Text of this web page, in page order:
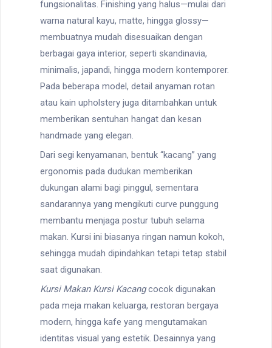
fungsionalitas. Finishing yang halus—mulai dari
warna natural kayu, matte, hingga glossy—
membuatnya mudah disesuaikan dengan
berbagai gaya interior, seperti skandinavia,
minimalis, japandi, hingga modern kontemporer.
Pada beberapa model, detail anyaman rotan
atau kain upholstery juga ditambahkan untuk
memberikan sentuhan hangat dan kesan
handmade yang elegan.
Dari segi kenyamanan, bentuk “kacang” yang
ergonomis pada dudukan memberikan
dukungan alami bagi pinggul, sementara
sandarannya yang mengikuti curve punggung
membantu menjaga postur tubuh selama
makan. Kursi ini biasanya ringan namun kokoh,
sehingga mudah dipindahkan tetapi tetap stabil
saat digunakan.
Kursi Makan Kursi Kacangcocok digunakan
pada meja makan keluarga, restoran bergaya
modern, hingga kafe yang mengutamakan
identitas visual yang estetik. Desainnya yang